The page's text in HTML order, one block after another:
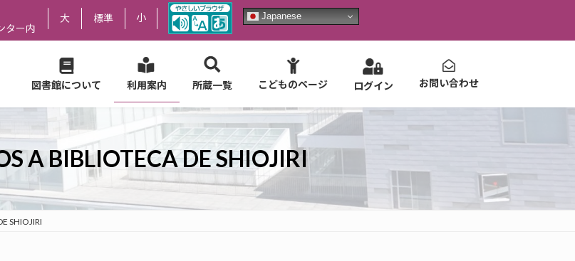
ター内
大 標準 小 Japanese
図書館について 利用案内 所蔵一覧 こどものページ ログイン お問い合わせ
A BIBLIOTECA DE SHIOJIRI
SHIOJIRI